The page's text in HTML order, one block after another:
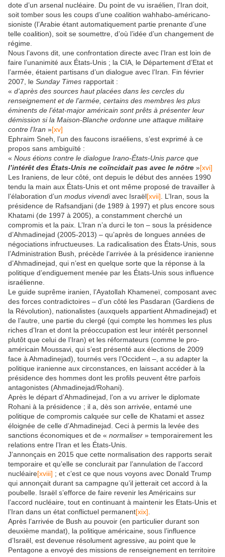
dote d’un arsenal nucléaire. Du point de vu israélien, l’Iran doit,
soit tomber sous les coups d’une coalition wahhabo-américano-
sioniste (l’Arabie étant automatiquement partie prenante d’une
telle coalition), soit se soumettre, d’où l’idée d’un changement de
régime.
Nous l’avons dit, une confrontation directe avec l’Iran est loin de
faire l’unanimité aux États-Unis ; la CIA, le Département d’Etat et
l’armée, étaient partisans d’un dialogue avec l’Iran. Fin février
2007, le Sunday Times rapportait :
« d’après des sources haut placées dans les cercles du
renseignement et de l’armée, certains des membres les plus
éminents de l’état-major américain sont prêts à présenter leur
démission si la Maison-Blanche ordonne une attaque militaire
contre l’Iran »[xv]
Ephraim Sneh, l’un des faucons israéliens, s’est exprimé à ce
propos sans ambiguïté :
« Nous étions contre le dialogue Irano-États-Unis parce que
l’intérêt des États-Unis ne coïncidait pas avec le nôtre »[xvi]
Les Iraniens, de leur côté, ont depuis le début des années 1990
tendu la main aux États-Unis et ont même proposé de travailler à
l’élaboration d’un modus vivendiavec Israël[xvii] . L’Iran, sous la
présidence de Rafsandjani (de 1989 à 1997) et plus encore sous
Khatami (de 1997 à 2005), a constamment cherché un
compromis et la paix. L’Iran n’a durci le ton – sous la présidence
d’Ahmadinejad (2005-2013) – qu’après de longues années de
négociations infructueuses. La radicalisation des États-Unis, sous
l’Administration Bush, précède l’arrivée à la présidence iranienne
d’Ahmadinejad, qui n’est en quelque sorte que la réponse à la
politique d’endiguement menée par les États-Unis sous influence
israélienne.
Le guide suprême iranien, l’Ayatollah Khameneï, composant avec
des forces contradictoires – d’un côté les Pasdaran (Gardiens de
la Révolution), nationalistes (auxquels appartient Ahmadinejad) et
de l’autre, une partie du clergé (qui compte les hommes les plus
riches d’Iran et dont la préoccupation est leur intérêt personnel
plutôt que celui de l’Iran) et les réformateurs (comme le pro-
américain Moussavi, qui s’est présenté aux élections de 2009
face à Ahmadinejad), tournés vers l’Occident –, a su adapter la
politique iranienne aux circonstances, en laissant accéder à la
présidence des hommes dont les profils peuvent être parfois
antagonistes (Ahmadinejad/Rohani).
Après le départ d’Ahmadinejad, l’on a vu arriver le diplomate
Rohani à la présidence ; il a, dès son arrivée, entamé une
politique de compromis calquée sur celle de Khatami et assez
éloignée de celle d’Ahmadinejad. Ceci à permis la levée des
sanctions économiques et de « normaliser » temporairement les
relations entre l’Iran et les États-Unis.
J’annonçais en 2015 que cette normalisation des rapports serait
temporaire et qu’elle se conclurait par l’annulation de l’accord
nucléaire[xviii] ; et c’est ce que nous voyons avec Donald Trump
qui annonçait durant sa campagne qu’il jetterait cet accord à la
poubelle. Israël s’efforce de faire revenir les Américains sur
l’accord nucléaire, tout en continuant à maintenir les Etats-Unis et
l’Iran dans un état conflictuel permanent[xix]
Après l’arrivée de Bush au pouvoir (en particulier durant son
deuxième mandat), la politique américaine, sous l’influence
d’Israël, est devenue résolument agressive, au point que le
Pentagone a envoyé des missions de renseignement en territoire